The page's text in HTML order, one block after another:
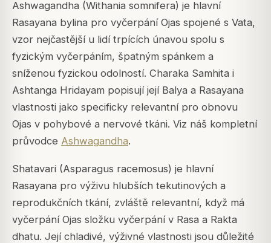
Ashwagandha (Withania somnifera) je hlavní
Rasayana bylina pro vyčerpání Ojas spojené s Vata,
vzor nejčastější u lidí trpících únavou spolu s
fyzickým vyčerpáním, špatným spánkem a
sníženou fyzickou odolností. Charaka Samhita i
Ashtanga Hridayam popisují její Balya a Rasayana
vlastnosti jako specificky relevantní pro obnovu
Ojas v pohybové a nervové tkáni. Viz náš kompletní
průvodce Ashwagandha.
Shatavari (Asparagus racemosus) je hlavní
Rasayana pro výživu hlubších tekutinových a
reprodukčních tkání, zvláště relevantní, když má
vyčerpání Ojas složku vyčerpání v Rasa a Rakta
dhatu. Její chladivé, výživné vlastnosti jsou důležité